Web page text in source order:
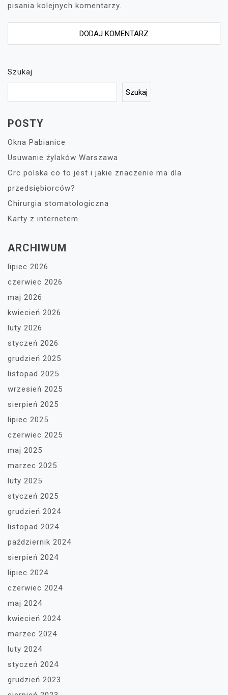
pisania kolejnych komentarzy.
Szukaj
Szukaj
POSTY
Okna Pabianice
Usuwanie żylaków Warszawa
Crc polska co to jest i jakie znaczenie ma dla
przedsiębiorców?
Chirurgia stomatologiczna
Karty z internetem
ARCHIWUM
lipiec 2026
czerwiec 2026
maj 2026
kwiecień 2026
luty 2026
styczeń 2026
grudzień 2025
listopad 2025
wrzesień 2025
sierpień 2025
lipiec 2025
czerwiec 2025
maj 2025
marzec 2025
luty 2025
styczeń 2025
grudzień 2024
listopad 2024
październik 2024
sierpień 2024
lipiec 2024
czerwiec 2024
maj 2024
kwiecień 2024
marzec 2024
luty 2024
styczeń 2024
grudzień 2023